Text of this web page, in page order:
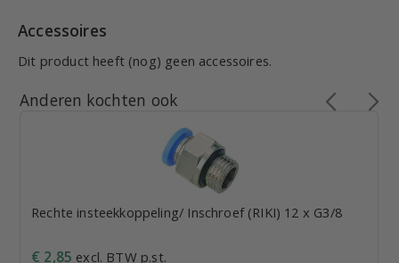
Accessoires
Dit product heeft (nog) geen accessoires.
Anderen kochten ook
Rechte insteekkoppeling/ Inschroef (RIKI) 12 x G3/8
€ 2,85 excl. BTW p.st.